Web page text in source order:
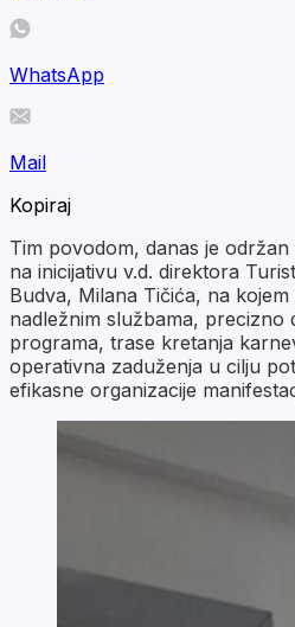
WhatsApp
Mail
Kopiraj
Tim povodom, danas je
na inicijativu v.d. direktora
Budva, Milana Tičića, na
nadležnim službama, precizno
programa, trase kretanja
operativna zaduženja u cilju
efikasne organizacije